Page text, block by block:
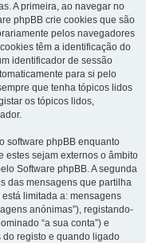
A primeira, ao navegar no
phpBB crie cookies que são
pelos navegadores
têm a identificação do
identificador de sessão
para si pelo
que tenha tópicos lidos
os tópicos lidos,
software phpBB enquanto
estes sejam externos o âmbito
Software phpBB. A segunda
das mensagens que partilha
limitada a: mensagens
anónimas”), registando-
“a sua conta”) e
registo e quando ligado